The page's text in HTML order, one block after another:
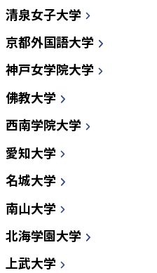
清泉女子大学
京都外国語大学
神戸女学院大学
佛教大学
西南学院大学
愛知大学
名城大学
南山大学
北海学園大学
上武大学